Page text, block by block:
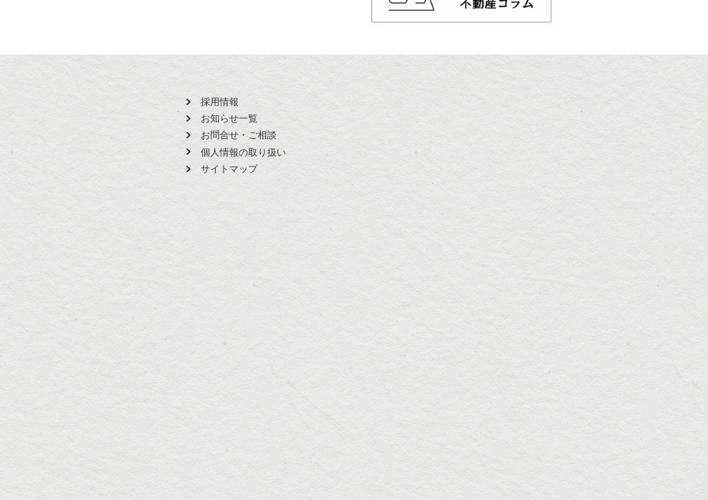
採用情報
お知らせ一覧
お問合せ・ご相談
個人情報の取り扱い
サイトマップ